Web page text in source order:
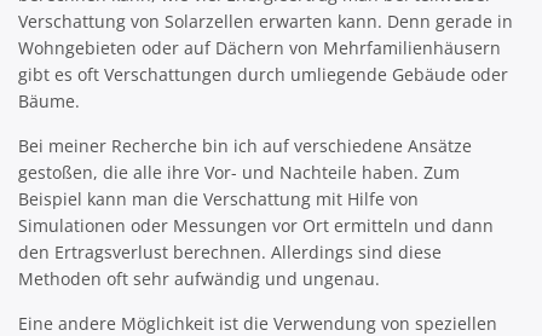
Verschattung von Solarzellen erwarten kann. Denn gerade in
Wohngebieten oder auf Dächern von Mehrfamilienhäusern
gibt es oft Verschattungen durch umliegende Gebäude oder
Bäume.
Bei meiner Recherche bin ich auf verschiedene Ansätze
gestoßen, die alle ihre Vor- und Nachteile haben. Zum
Beispiel kann man die Verschattung mit Hilfe von
Simulationen oder Messungen vor Ort ermitteln und dann
den Ertragsverlust berechnen. Allerdings sind diese
Methoden oft sehr aufwändig und ungenau.
Eine andere Möglichkeit ist die Verwendung von speziellen